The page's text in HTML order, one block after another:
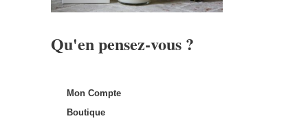
Qu'en pensez-vous ?
Mon Compte
Boutique